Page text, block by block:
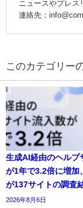
ニュースやプレス
連絡先：
生成AI経由のヘルプ
が1年で3.2倍に増加
が137サイトの調査
2026年8月6日